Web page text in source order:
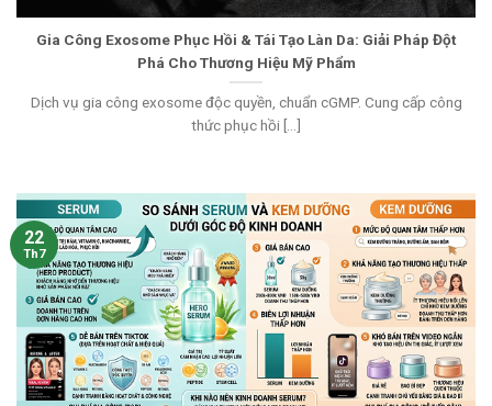
Gia Công Exosome Phục Hồi & Tái Tạo Làn Da: Giải Pháp Đột
Phá Cho Thương Hiệu Mỹ Phẩm
Dịch vụ gia công exosome độc quyền, chuẩn cGMP. Cung cấp công
thức phục hồi [...]
22
Th7